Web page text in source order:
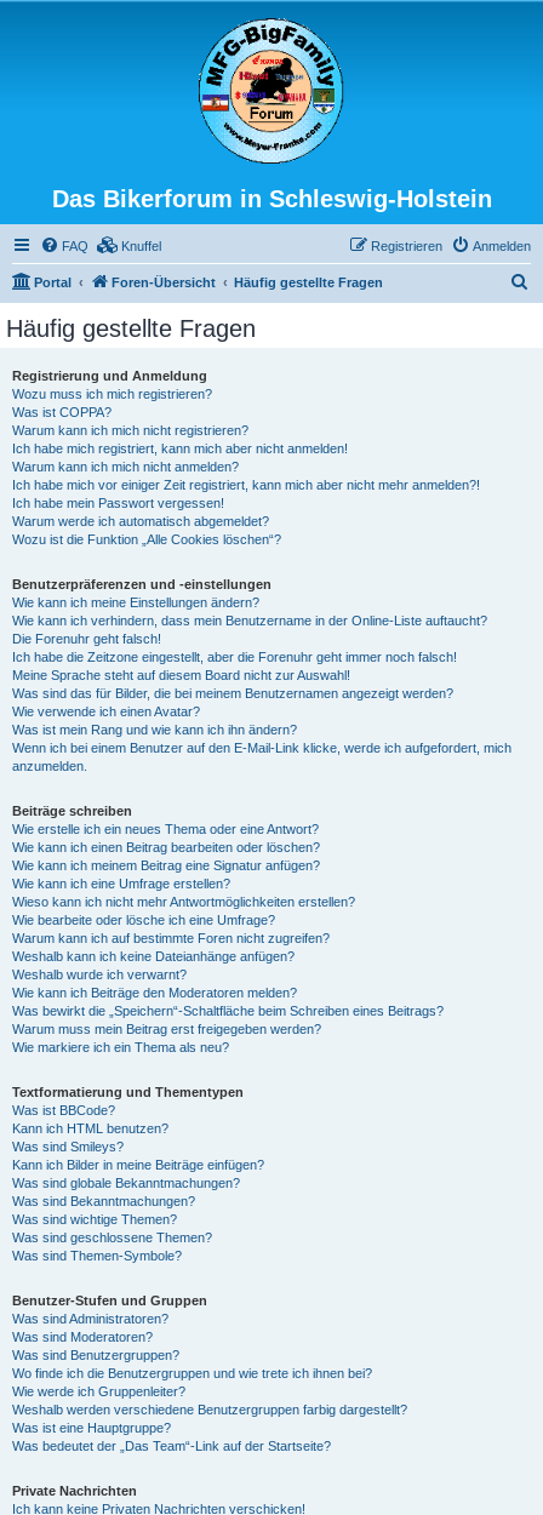
Das Bikerforum in Schleswig-Holstein
FAQ Knuffel Anmelden
Registrieren
Portal Foren-Übersicht Häufig gestellte Fragen
Häufig gestellte Fragen
Registrierung und Anmeldung
Wozu muss ich mich registrieren?
Was ist COPPA?
Warum kann ich mich nicht registrieren?
Ich habe mich registriert, kann mich aber nicht anmelden!
Warum kann ich mich nicht anmelden?
Ich habe mich vor einiger Zeit registriert, kann mich aber nicht mehr anmelden?!
Ich habe mein Passwort vergessen!
Warum werde ich automatisch abgemeldet?
Wozu ist die Funktion „Alle Cookies löschen“?
Benutzerpräferenzen und -einstellungen
Wie kann ich meine Einstellungen ändern?
Wie kann ich verhindern, dass mein Benutzername in der Online-Liste auftaucht?
Die Forenuhr geht falsch!
Ich habe die Zeitzone eingestellt, aber die Forenuhr geht immer noch falsch!
Meine Sprache steht auf diesem Board nicht zur Auswahl!
Was sind das für Bilder, die bei meinem Benutzernamen angezeigt werden?
Wie verwende ich einen Avatar?
Was ist mein Rang und wie kann ich ihn ändern?
Wenn ich bei einem Benutzer auf den E-Mail-Link klicke, werde ich aufgefordert, mich
anzumelden.
Beiträge schreiben
Wie erstelle ich ein neues Thema oder eine Antwort?
Wie kann ich einen Beitrag bearbeiten oder löschen?
Wie kann ich meinem Beitrag eine Signatur anfügen?
Wie kann ich eine Umfrage erstellen?
Wieso kann ich nicht mehr Antwortmöglichkeiten erstellen?
Wie bearbeite oder lösche ich eine Umfrage?
Warum kann ich auf bestimmte Foren nicht zugreifen?
Weshalb kann ich keine Dateianhänge anfügen?
Weshalb wurde ich verwarnt?
Wie kann ich Beiträge den Moderatoren melden?
Was bewirkt die „Speichern“-Schaltfläche beim Schreiben eines Beitrags?
Warum muss mein Beitrag erst freigegeben werden?
Wie markiere ich ein Thema als neu?
Textformatierung und Thementypen
Was ist BBCode?
Kann ich HTML benutzen?
Was sind Smileys?
Kann ich Bilder in meine Beiträge einfügen?
Was sind globale Bekanntmachungen?
Was sind Bekanntmachungen?
Was sind wichtige Themen?
Was sind geschlossene Themen?
Was sind Themen-Symbole?
Benutzer-Stufen und Gruppen
Was sind Administratoren?
Was sind Moderatoren?
Was sind Benutzergruppen?
Wo finde ich die Benutzergruppen und wie trete ich ihnen bei?
Wie werde ich Gruppenleiter?
Weshalb werden verschiedene Benutzergruppen farbig dargestellt?
Was ist eine Hauptgruppe?
Was bedeutet der „Das Team“-Link auf der Startseite?
Private Nachrichten
Ich kann keine Privaten Nachrichten verschicken!